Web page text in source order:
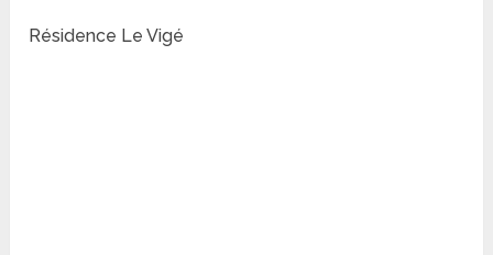
Résidence Le Vigé